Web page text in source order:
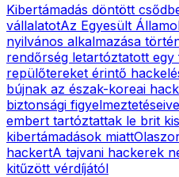
Kibertámadás döntött
vállalatotAz Egyesült
nyilvános alkalmazása
rendőrség letartóztatott
repülőtereket érintő
bújnak az észak-koreai
biztonsági
embert tartóztattak le brit
kibertámadások miatt
hackertA tajvani hackerek
kitűzött vérdíjától